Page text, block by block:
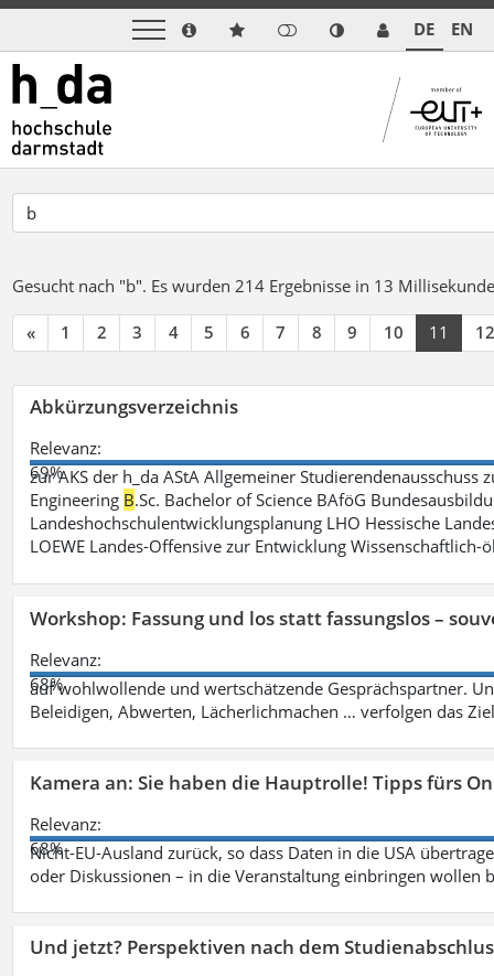
DE EN
Gesucht nach "b". Es wurden 214 Ergebnisse in 13
« 1 2 3 4 5 6 7 8 9 10 11 12
Abkürzungsverzeichnis
Relevanz:
69%
zur AKS der h_da AStA Allgemeiner Studierendenausschuss
Engineering B.Sc. Bachelor of Science BAföG
Landeshochschulentwicklungsplanung LHO Hessische
LOEWE Landes-Offensive zur Entwicklung Wissenschaftlich-
Workshop: Fassung und los statt fassungslos –
Relevanz:
68%
auf wohlwollende und wertschätzende Gesprächspartner.
Beleidigen, Abwerten, Lächerlichmachen … verfolgen das
Kamera an: Sie haben die Hauptrolle! Tipps fürs
Relevanz:
68%
Nicht-EU-Ausland zurück, so dass Daten in die USA
oder Diskussionen – in die Veranstaltung einbringen wollen
Und jetzt? Perspektiven nach dem